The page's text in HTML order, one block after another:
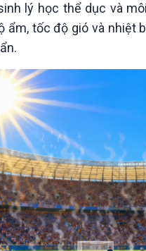
lý học thể dục và
ẩm, tốc độ gió và